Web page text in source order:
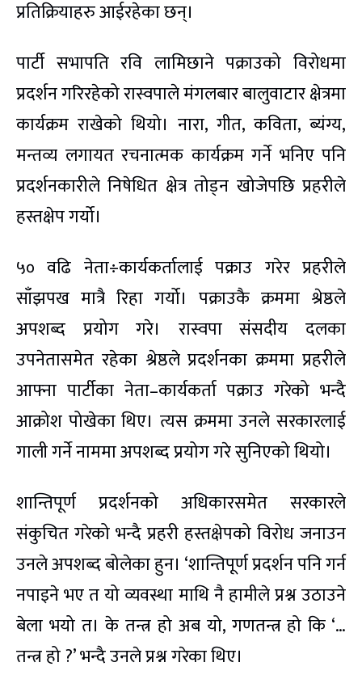
प्रतिक्रियाहरु आईरहेका छन्।
पार्टी सभापति रवि लामिछाने पक्राउको विरोधमा
प्रदर्शन गरिरहेको रास्वपाले मंगलबार बालुवाटार क्षेत्रमा
कार्यक्रम राखेको थियो। नारा, गीत, कविता, ब्यंग्य,
मन्तव्य लगायत रचनात्मक कार्यक्रम गर्ने भनिए पनि
प्रदर्शनकारीले निषेधित क्षेत्र तोड्न खोजेपछि प्रहरीले
हस्तक्षेप गर्यो।
५० वढि नेता÷कार्यकर्तालाई पक्राउ गरेर प्रहरीले
साँझपख मात्रै रिहा गर्यो। पक्राउकै क्रममा श्रेष्ठले
अपशब्द प्रयोग गरे। रास्वपा संसदीय दलका
उपनेतासमेत रहेका श्रेष्ठले प्रदर्शनका क्रममा प्रहरीले
आफ्ना पार्टीका नेता–कार्यकर्ता पक्राउ गरेको भन्दै
आक्रोश पोखेका थिए। त्यस क्रममा उनले सरकारलाई
गाली गर्ने नाममा अपशब्द प्रयोग गरे सुनिएको थियो।
शान्तिपूर्ण प्रदर्शनको अधिकारसमेत सरकारले
संकुचित गरेको भन्दै प्रहरी हस्तक्षेपको विरोध जनाउन
उनले अपशब्द बोलेका हुन। ‘शान्तिपूर्ण प्रदर्शन पनि गर्न
नपाइने भए त यो व्यवस्था माथि नै हामीले प्रश्न उठाउने
बेला भयो त। के तन्त्र हो अब यो, गणतन्त्र हो कि ‘…
तन्त्र हो ?’ भन्दै उनले प्रश्न गरेका थिए।